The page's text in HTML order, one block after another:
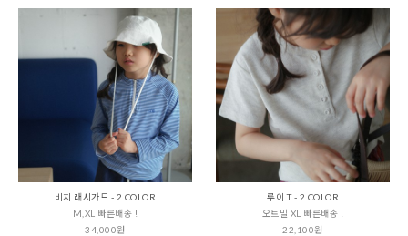
비치 래시가드 - 2 COLOR
M,XL 빠른배송 !
34,000원
루이 T - 2 COLOR
오트밀 XL 빠른배송 !
22,100원